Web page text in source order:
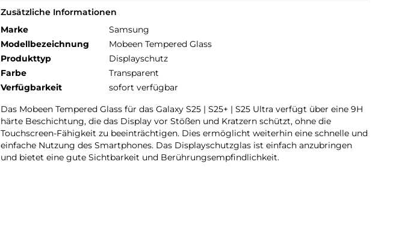
Zusätzliche Informationen
Marke
Samsung
Modellbezeichnung
Mobeen Tempered Glass
Produkttyp
Displayschutz
Farbe
Transparent
Verfügbarkeit
sofort verfügbar
Das Mobeen Tempered Glass für das Galaxy S25 | S25+ | S25 Ultra verfügt über eine 9H
härte Beschichtung, die das Display vor Stößen und Kratzern schützt, ohne die
Touchscreen-Fähigkeit zu beeinträchtigen. Dies ermöglicht weiterhin eine schnelle und
einfache Nutzung des Smartphones. Das Displayschutzglas ist einfach anzubringen
und bietet eine gute Sichtbarkeit und Berührungsempfindlichkeit.